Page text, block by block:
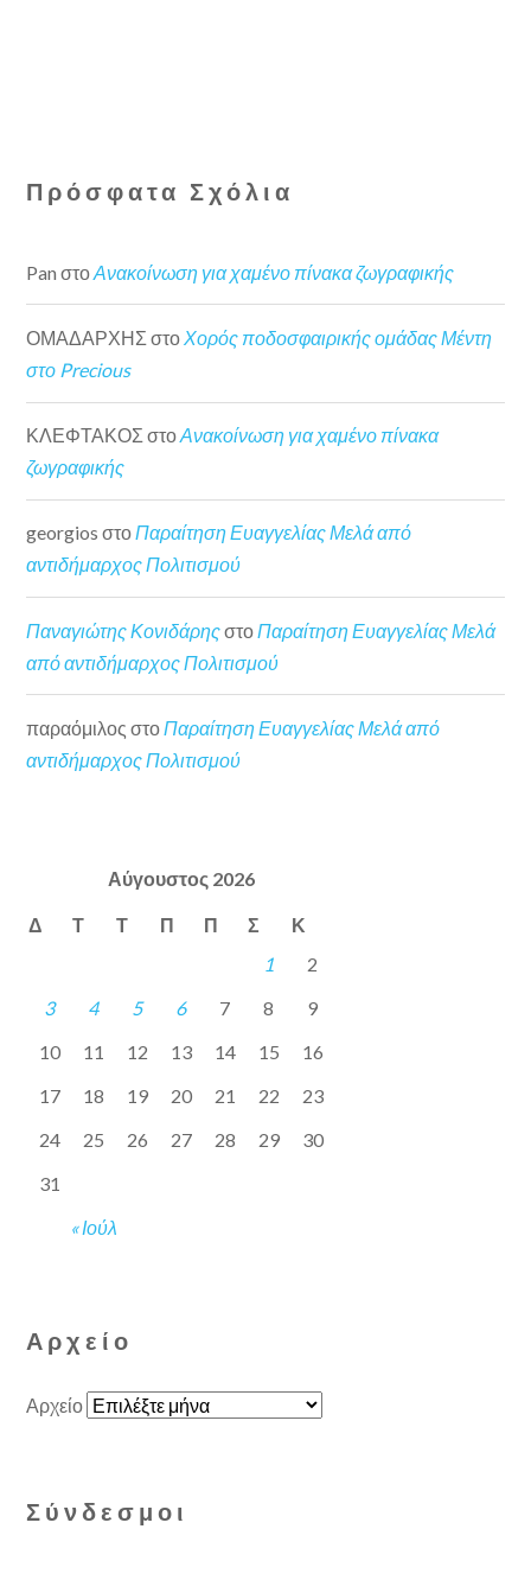
Πρόσφατα Σχόλια
Pan στοΑνακοίνωση για χαμένο πίνακα ζωγραφικής
ΟΜΑΔΑΡΧΗΣ στοΧορός ποδοσφαιρικής ομάδας Μέντη
στο Precious
ΚΛΕΦΤΑΚΟΣ στοΑνακοίνωση για χαμένο πίνακα
ζωγραφικής
georgios στοΠαραίτηση Ευαγγελίας Μελά από
αντιδήμαρχος Πολιτισμού
Παναγιώτης Κονιδάρηςστο Παραίτηση Ευαγγελίας Μελά
από αντιδήμαρχος Πολιτισμού
παραόμιλος στοΠαραίτηση Ευαγγελίας Μελά από
αντιδήμαρχος Πολιτισμού
Αύγουστος 2026
Δ Τ Τ Π Π Σ Κ
« Ιούλ
1
2
3
4 5 6 7 8
9
10
11 12 13 14 15
16
17
18 19 20 21 22
23
24
25 26 27 28 29
30
31
Αρχείο
Αρχείο
Σύνδεσμοι